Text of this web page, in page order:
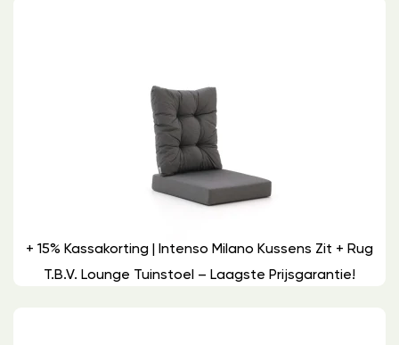
+ 15% Kassakorting | Intenso Milano Kussens Zit + Rug
T.b.v. Lounge Tuinstoel – Laagste Prijsgarantie!